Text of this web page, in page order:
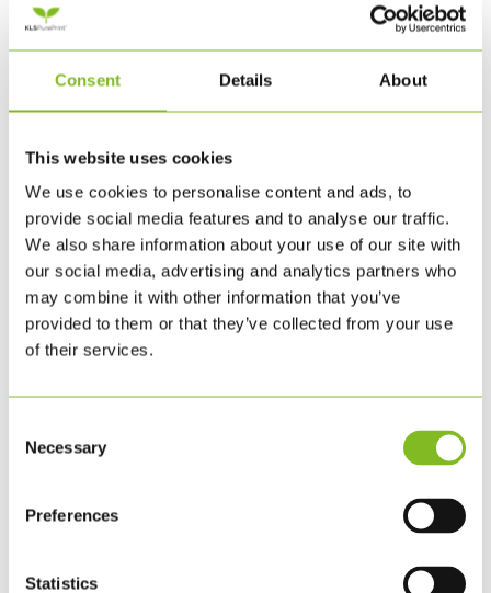
Consent Details About
This website uses cookies
We use cookies to personalise content and ads, to
provide social media features and to analyse our traffic.
We also share information about your use of our site with
our social media, advertising and analytics partners who
may combine it with other information that you’ve
provided to them or that they’ve collected from your use
of their services.
Selection
Necessary
Preferences
Statistics
Recent Posts
KLS PurePrint validates its assessment and prioritisation of
KLS PurePrint får valideret kortlægning og prioritering af
Nyt internationalt magasin hjælper med at forbedre dit
arbejds- og privatliv. I et format der understøtter
fordybelse
Igennem nåleøjet: KLS PurePrint udvalgt til første runde af
Science Based Targets Network
Redesign har pustet nyt liv i medlemsblad
Archives
marts 2025